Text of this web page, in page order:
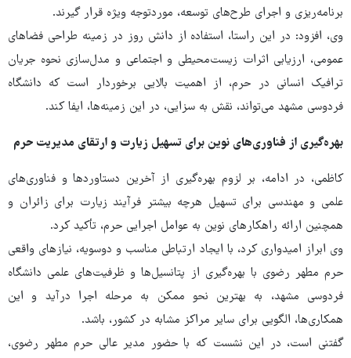
برنامه‌ریزی و اجرای طرح‌های توسعه، موردتوجه ویژه قرار گیرند.
وی، افزود: در این راستا، استفاده از دانش روز در زمینه طراحی فضاهای
عمومی، ارزیابی اثرات زیست‌محیطی و اجتماعی و مدل‌سازی نحوه جریان
ترافیک انسانی در حرم، از اهمیت بالایی برخوردار است که دانشگاه
فردوسی مشهد می‌تواند، نقش به سزایی، در این زمینه‌ها، ایفا کند.
بهره‌گیری از فناوری‌های نوین برای تسهیل زیارت و ارتقای مدیریت حرم
کاظمی، در ادامه، بر لزوم بهره‌گیری از آخرین دستاوردها و فناوری‌های
علمی و مهندسی برای تسهیل هرچه بیشتر فرآیند زیارت برای زائران و
همچنین ارائه راهکارهای نوین به عوامل اجرایی حرم، تأکید کرد.
وی ابراز امیدواری کرد، با ایجاد ارتباطی مناسب و دوسویه، نیازهای واقعی
حرم مطهر رضوی با بهره‌گیری از پتانسیل‌ها و ظرفیت‌های علمی دانشگاه
فردوسی مشهد، به بهترین نحو ممکن به مرحله اجرا درآید و این
همکاری‌ها، الگویی برای سایر مراکز مشابه در کشور، باشد.
گفتنی است، در این نشست که با حضور مدیر عالی حرم مطهر رضوی،